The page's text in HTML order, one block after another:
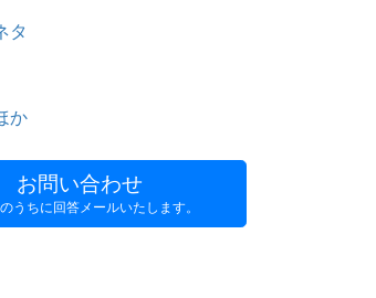
タ
か
お問い合わせ
うちに回答メールいたします。